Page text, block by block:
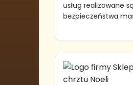
usług realizowane
bezpieczeństwa